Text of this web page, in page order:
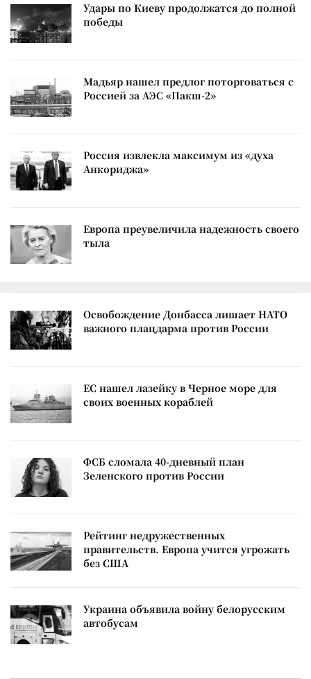
Удары по Киеву продолжатся до полной
победы
Мадьяр нашел предлог поторговаться с
Россией за АЭС «Пакш-2»
Россия извлекла максимум из «духа
Анкориджа»
Европа преувеличила надежность своего
тыла
Освобождение Донбасса лишает НАТО
важного плацдарма против России
ЕС нашел лазейку в Черное море для
своих военных кораблей
ФСБ сломала 40-дневный план
Зеленского против России
Рейтинг недружественных
правительств. Европа учится угрожать
без США
Украина объявила войну белорусским
автобусам